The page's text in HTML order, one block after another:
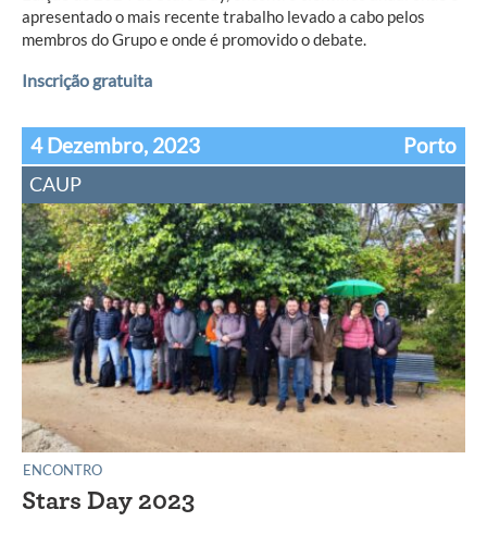
apresentado o mais recente trabalho levado a cabo pelos
membros do Grupo e onde é promovido o debate.
Inscrição gratuita
4 Dezembro, 2023 Porto
CAUP
ENCONTRO
Stars Day 2023